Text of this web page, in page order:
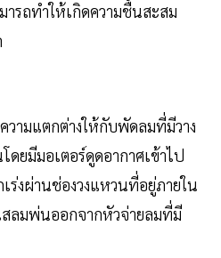
ารถทำให้เกิดความชื้นสะสม
ามแตกต่างให้กับพัดลมที่มีวาง
ดยมีมอเตอร์ดูดอากาศเข้าไป
ร่งผ่านช่องวงแหวนที่อยู่ภายใน
ลมพ่นออกจากหัวจ่ายลมที่มี